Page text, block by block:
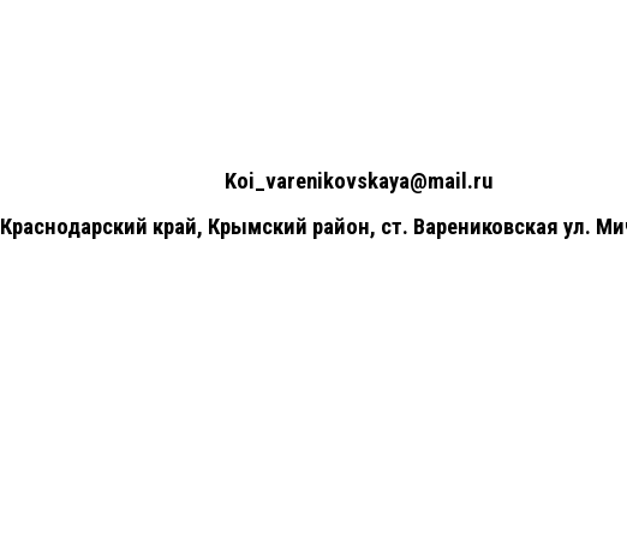
Koi_varenikovskaya@mail.ru
Краснодарский край, Крымский район, ст. Варениковская ул.